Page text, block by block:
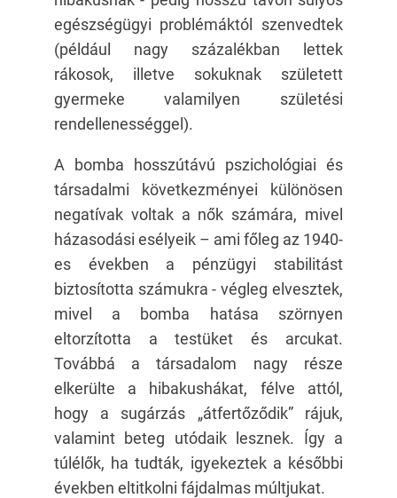
egészségügyi problémáktól szenvedtek
(például nagy százalékban lettek
rákosok, illetve sokuknak született
gyermeke valamilyen születési
rendellenességgel).
A bomba hosszútávú pszichológiai és
társadalmi következményei különösen
negatívak voltak a nők számára, mivel
házasodási esélyeik – ami főleg az 1940-
es években a pénzügyi stabilitást
biztosította számukra - végleg elvesztek,
mivel a bomba hatása szörnyen
eltorzította a testüket és arcukat.
Továbbá a társadalom nagy része
elkerülte a hibakushákat, félve attól,
hogy a sugárzás „átfertőződik” rájuk,
valamint beteg utódaik lesznek. Így a
túlélők, ha tudták, igyekeztek a későbbi
években eltitkolni fájdalmas múltjukat.